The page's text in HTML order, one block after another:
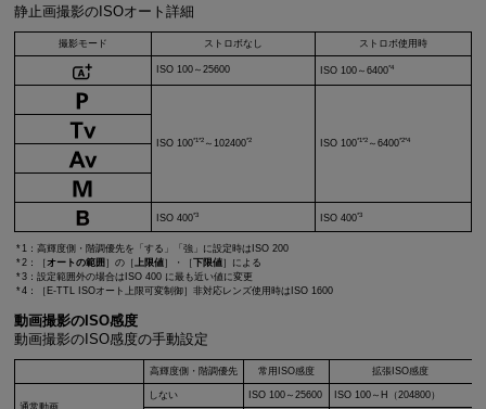
静止画撮影のISOオート詳細
撮影モード ストロボなし ストロボ使用時
ISO 100～25600 ISO 100～6400*4
ISO 100*1*2 ～102400*2 ISO 100*1*2 ～6400*2*4
ISO 400*3 ISO 400*3
1：高輝度側・階調優先を「する」「強」に設定時はISO 200
2：［ オートの範囲 ］の［ 上限値 ］・［下限値 ］による
3：設定範囲外の場合はISO 400 に最も近い値に変更
4：［ E-TTL ISOオート上限可変制御］非対応レンズ使用時はISO 1600
動画撮影のISO感度
動画撮影のISO感度の手動設定
高輝度側・階調優先 常用ISO感度 拡張ISO感度
通常動画
しない ISO 100～25600 ISO 100～H（204800）